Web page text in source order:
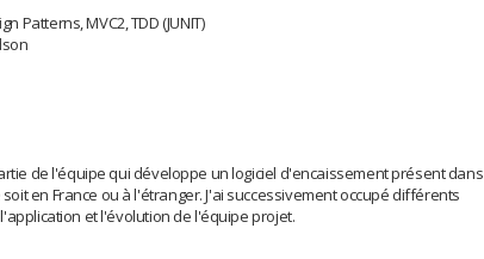
Patterns, MVC2, TDD (JUNIT)
de l'équipe qui développe un logiciel d'encaissement présent dans
en France ou à l'étranger. J'ai successivement occupé différents
et l'évolution de l'équipe projet.